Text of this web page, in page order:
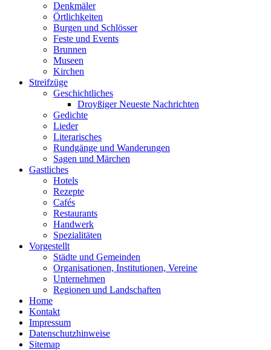
Denkmäler
Örtlichkeiten
Burgen und Schlösser
Feste und Events
Brunnen
Museen
Kirchen
Streifzüge
Geschichtliches
Droyßiger Neueste Nachrichten
Gedichte
Lieder
Literarisches
Rundgänge und Wanderungen
Sagen und Märchen
Gastliches
Hotels
Rezepte
Cafés
Restaurants
Handwerk
Spezialitäten
Vorgestellt
Städte und Gemeinden
Organisationen, Institutionen, Vereine
Unternehmen
Regionen und Landschaften
Home
Kontakt
Impressum
Datenschutzhinweise
Sitemap